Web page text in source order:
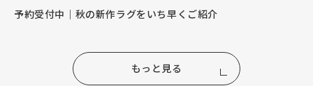
予約受付中｜秋の新作ラグをいち早くご紹介
もっと見る